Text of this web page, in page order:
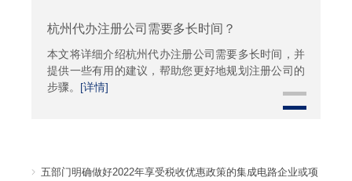
杭州代办注册公司需要多长时间？
本文将详细介绍杭州代办注册公司需要多长时间，并
提供一些有用的建议，帮助您更好地规划注册公司的
步骤。 [详情]
五部门明确做好2022年享受税收优惠政策的集成电路企业或项